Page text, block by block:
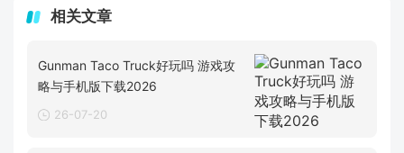
相关文章
Gunman Taco Truck好玩吗 游戏攻
略与手机版下载2026
26-07-20